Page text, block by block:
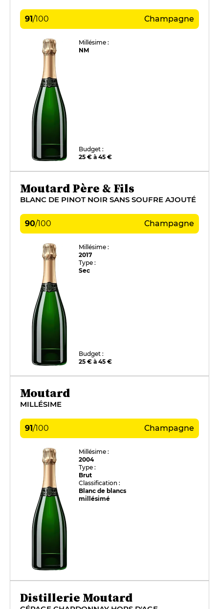
91/100 Champagne
Millésime :
NM
Budget :
25 € à 45 €
Moutard Père & Fils
BLANC DE PINOT NOIR SANS SOUFRE AJOUTÉ
90/100 Champagne
Millésime :
2017
Type :
Sec
Budget :
25 € à 45 €
Moutard
MILLÉSIME
91/100 Champagne
Millésime :
2004
Type :
Brut
Classification :
Blanc de blancs
millésimé
Distillerie Moutard